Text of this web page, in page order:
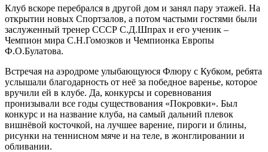
Клуб вскоре перебрался в другой дом и занял пару этажей. На
открытии новых Спортзалов, а потом частыми гостями были
заслуженный тренер СССР С.Д.Шпрах и его ученик –
Чемпион мира С.Н.Гомозков и Чемпионка Европы
Ф.О.Булатова.
Встречая на аэродроме улыбающуюся Флюру с Кубком, ребята
услышали благодарность от неё за победное варенье, которое
вручили ей в клубе. Да, конкурсы и соревнования
пронизывали все годы существования «Покровки». Был
конкурс и на название клуба, на самый дальний плевок
вишнёвой косточкой, на лучшее варение, пироги и блины,
рисунки на теннисном мяче и на теле, в жонглировании и
обливании.